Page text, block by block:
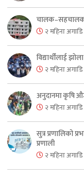
२ महिना अगाडि
विद्यार्थीलाई झोला
२ महिना अगाडि
अनुदानमा कृषि
२ महिना अगाडि
सुत्र प्रणालिको
प्रणाली
२ महिना अगाडि